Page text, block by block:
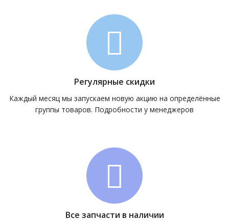
Регулярные скидки
Каждый месяц мы запускаем новую акцию на определённые
группы товаров. Подробности у менеджеров
Все запчасти в наличии